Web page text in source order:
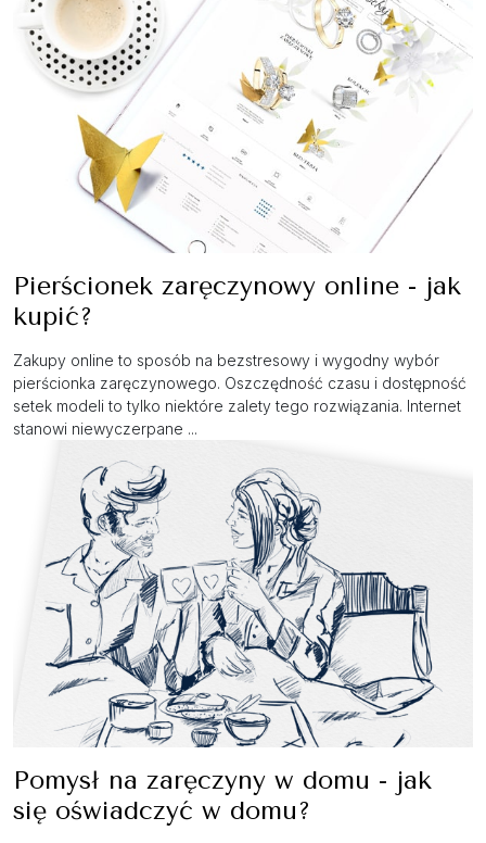
Pierścionek zaręczynowy online - jak
kupić?
Zakupy online to sposób na bezstresowy i wygodny wybór
pierścionka zaręczynowego. Oszczędność czasu i dostępność
setek modeli to tylko niektóre zalety tego rozwiązania. Internet
stanowi niewyczerpane ...
Pomysł na zaręczyny w domu - jak
się oświadczyć w domu?